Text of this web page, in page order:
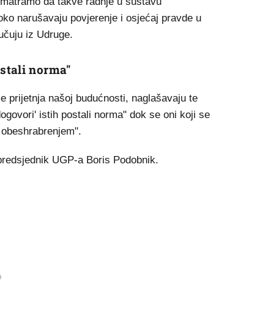
narušavaju povjerenje i osjećaj pravde u
iz Udruge.
norma"
prijetnja našoj budućnosti, naglašavaju te
istih postali norma" dok se oni koji se
UGP-a Boris Podobnik.